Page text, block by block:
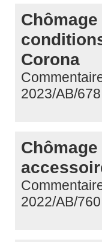
Corona
2023/AB/678
2022/AB/